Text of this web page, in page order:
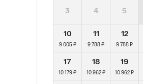
3 4 5
10
9 005 ₽
11
9 788 ₽
12
9 788 ₽
17
10 179 ₽
18
10 962 ₽
19
10 962 ₽